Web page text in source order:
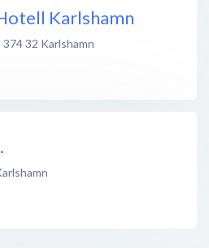
Karlshamn
374 32 Karlshamn